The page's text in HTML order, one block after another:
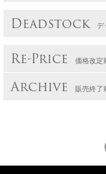
Deadstock デ
Re-Price 価格改定
Archive 販売終了